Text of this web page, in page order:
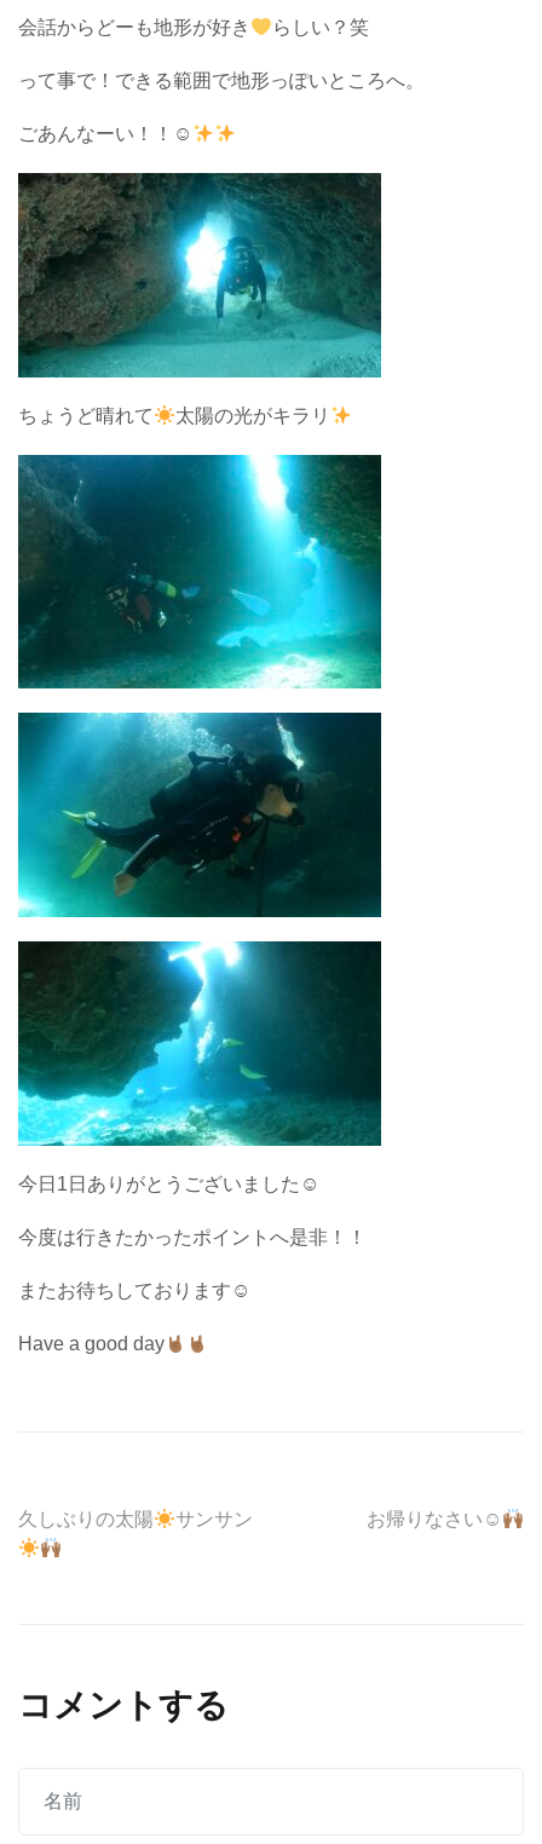
会話からどーも地形が好き らしい？笑
って事で！できる範囲で地形っぽいところへ。
ごあんなーい！！☺︎
ちょうど晴れて 太陽の光がキラリ
今日1日ありがとうございました☺︎
今度は行きたかったポイントへ是非！！
またお待ちしております☺︎
Have a good day
投
ゲ
シ
久しぶりの太陽 サンサン お帰りなさい☺︎
コメントする